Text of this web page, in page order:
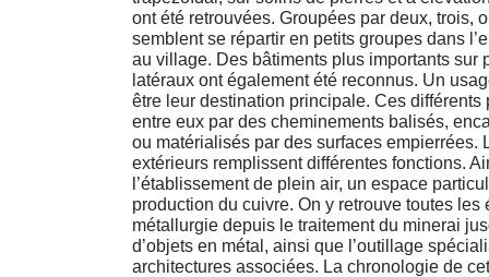
ont été retrouvées. Groupées par deux, trois,
semblent se répartir en petits groupes dans
au village. Des bâtiments plus importants sur
latéraux ont également été reconnus. Un
être leur destination principale. Ces différents
entre eux par des cheminements balisés,
ou matérialisés par des surfaces empierrées.
extérieurs remplissent différentes fonctions.
l’établissement de plein air, un espace
production du cuivre. On y retrouve toutes les
métallurgie depuis le traitement du minerai
d’objets en métal, ainsi que l’outillage
architectures associées. La chronologie de